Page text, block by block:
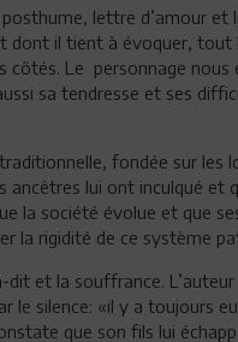
lettre d’amour et
dont il tient à évoquer, tout
côtés. Le personnage nous
sa tendresse et ses
fondée sur les
ancêtres lui ont inculqué et
la société évolue et que
la rigidité de ce système
dit et la souffrance.
le silence: «il y a toujours
que son fils lui